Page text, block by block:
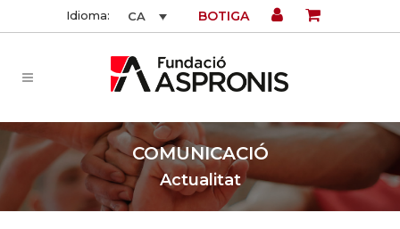
Idioma: CA BOTIGA
COMUNICACIÓ
Actualitat